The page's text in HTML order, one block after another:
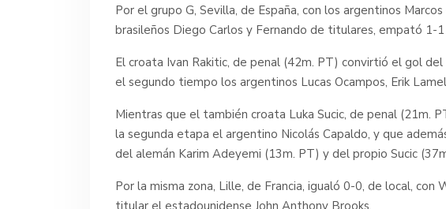
Por el grupo G, Sevilla, de España, con los argentinos
brasileños Diego Carlos y Fernando de titulares, empató 1-
El croata Ivan Rakitic, de penal (42m. PT) convirtió el gol
el segundo tiempo los argentinos Lucas Ocampos, Erik
Mientras que el también croata Luka Sucic, de penal (21m.
la segunda etapa el argentino Nicolás Capaldo, y que
del alemán Karim Adeyemi (13m. PT) y del propio Sucic
Por la misma zona, Lille, de Francia, igualó 0-0, de local,
titular el estadounidense John Anthony Brooks.